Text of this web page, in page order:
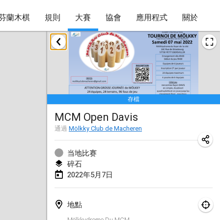
蘭木棋 規則 大賽 協會 應用程式 關於
存檔
MCM Open Davis
通過 Mölkky Club de Macheren
当地比赛
碎石
2022年5月7日
地點
2022年1月
取消
Tournoi Mixte ASPTTOM
2022年1月22日 法國
KKS Halli Duppeli
2022年1月22日|芬蘭
Mölkky Tournament - Doubles
2022年1月22日
Suomelan Mölkky-open
The Mölkky Tournament 2nd